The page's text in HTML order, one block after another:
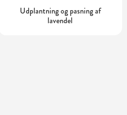
Udplantning og pasning af
lavendel